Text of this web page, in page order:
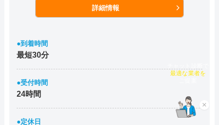
詳細情報
●到着時間
最短30分
●受付時間
24時間
●定休日
×
チャット診断で
最適な業者を